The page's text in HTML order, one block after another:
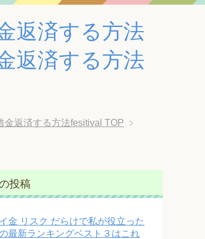
返済する方法
返済する方法
返済する方法fesitival TOP
投稿
金 リスク だらけで私が役立った
最新ランキングベスト３はこれ